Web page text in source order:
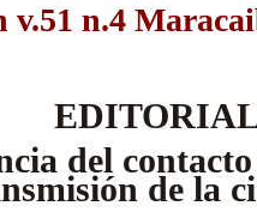
v.51 n.4
del
de la